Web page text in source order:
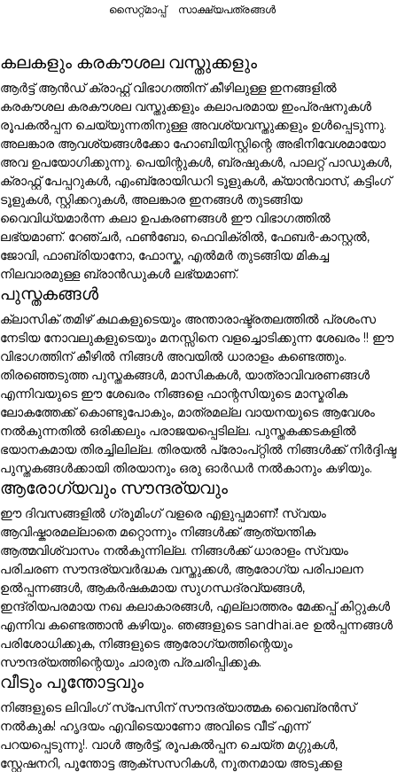
സൈറ്റ്മാപ്പ് സാക്ഷ്യപത്രങ്ങൾ
കലകളും കരകൗശല വസ്തുക്കളും
ആർട്ട് ആൻഡ് ക്രാഫ്റ്റ് വിഭാഗത്തിന് കീഴിലുള്ള ഇനങ്ങളിൽ
കരകൗശല കരകൗശല വസ്തുക്കളും കലാപരമായ ഇംപ്രഷനുകൾ
രൂപകൽപ്പന ചെയ്യുന്നതിനുള്ള അവശ്യവസ്തുക്കളും ഉൾപ്പെടുന്നു.
അലങ്കാര ആവശ്യങ്ങൾക്കോ ഹോബിയിസ്റ്റിന്റെ അഭിനിവേശമായോ
അവ ഉപയോഗിക്കുന്നു. പെയിന്റുകൾ, ബ്രഷുകൾ, പാലറ്റ് പാഡുകൾ,
ക്രാഫ്റ്റ് പേപ്പറുകൾ, എംബ്രോയിഡറി ടൂളുകൾ, ക്യാൻവാസ്, കട്ടിംഗ്
ടൂളുകൾ, സ്റ്റിക്കറുകൾ, അലങ്കാര ഇനങ്ങൾ തുടങ്ങിയ
വൈവിധ്യമാർന്ന കലാ ഉപകരണങ്ങൾ ഈ വിഭാഗത്തിൽ
ലഭ്യമാണ്. റേഞ്ചർ, ഫൺബോ, ഫെവിക്രിൽ, ഫേബർ-കാസ്റ്റൽ,
ജോവി, ഫാബ്രിയാനോ, ഫോസ്ക, എൽമർ തുടങ്ങിയ മികച്ച
നിലവാരമുള്ള ബ്രാൻഡുകൾ ലഭ്യമാണ്.
പുസ്തകങ്ങൾ
ക്ലാസിക് തമിഴ് കഥകളുടെയും അന്താരാഷ്ട്രതലത്തിൽ പ്രശംസ
നേടിയ നോവലുകളുടെയും മനസ്സിനെ വളച്ചൊടിക്കുന്ന ശേഖരം !! ഈ
വിഭാഗത്തിന് കീഴിൽ നിങ്ങൾ അവയിൽ ധാരാളം കണ്ടെത്തും.
തിരഞ്ഞെടുത്ത പുസ്തകങ്ങൾ, മാസികകൾ, യാത്രാവിവരണങ്ങൾ
എന്നിവയുടെ ഈ ശേഖരം നിങ്ങളെ ഫാന്റസിയുടെ മാസ്മരിക
ലോകത്തേക്ക് കൊണ്ടുപോകും, മാത്രമല്ല വായനയുടെ ആവേശം
നൽകുന്നതിൽ ഒരിക്കലും പരാജയപ്പെടില്ല. പുസ്തകക്കടകളിൽ
ഭയാനകമായ തിരച്ചിലില്ല. തിരയൽ പ്രോംപ്റ്റിൽ നിങ്ങൾക്ക് നിർദ്ദിഷ്ട
പുസ്തകങ്ങൾക്കായി തിരയാനും ഒരു ഓർഡർ നൽകാനും കഴിയും.
ആരോഗ്യവും സൗന്ദര്യവും
ഈ ദിവസങ്ങളിൽ ഗ്രൂമിംഗ് വളരെ എളുപ്പമാണ്! സ്വയം
ആവിഷ്കാരമല്ലാതെ മറ്റൊന്നും നിങ്ങൾക്ക് ആത്യന്തിക
ആത്മവിശ്വാസം നൽകുന്നില്ല. നിങ്ങൾക്ക് ധാരാളം സ്വയം
പരിചരണ സൗന്ദര്യവർദ്ധക വസ്തുക്കൾ, ആരോഗ്യ പരിപാലന
ഉൽപ്പന്നങ്ങൾ, ആകർഷകമായ സുഗന്ധദ്രവ്യങ്ങൾ,
ഇന്ദ്രിയപരമായ നഖ കലാകാരങ്ങൾ, എല്ലാത്തരം മേക്കപ്പ് കിറ്റുകൾ
എന്നിവ കണ്ടെത്താൻ കഴിയും. ഞങ്ങളുടെ sandhai.ae ഉൽപ്പന്നങ്ങൾ
പരിശോധിക്കുക, നിങ്ങളുടെ ആരോഗ്യത്തിന്റെയും
സൗന്ദര്യത്തിന്റെയും ചാരുത പ്രചരിപ്പിക്കുക.
വീടും പൂന്തോട്ടവും
നിങ്ങളുടെ ലിവിംഗ് സ്പേസിന് സൗന്ദര്യാത്മക വൈബ്രൻസ്
നൽകുക! ഹൃദയം എവിടെയാണോ അവിടെ വീട് എന്ന്
പറയപ്പെടുന്നു!. വാൾ ആർട്ട്, രൂപകൽപ്പന ചെയ്ത മഗ്ഗുകൾ,
സ്റ്റേഷനറി, പൂന്തോട്ട ആക്സസറികൾ, നൂതനമായ അടുക്കള